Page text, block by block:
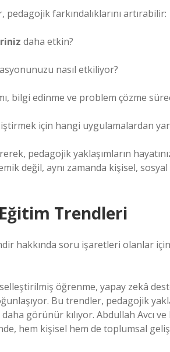
farkındalıklarını artırabilir:
daha etkin?
nasıl etkiliyor?
bilgi edinme ve problem çözme
için hangi uygulamalardan
pedagojik yaklaşımların
değil, aynı zamanda kişisel,
Trendleri
hakkında soru işaretleri olanlar
öğrenme, yapay zekâ
Bu trendler, pedagojik
görünür kılıyor. Abdullah Avcı
hem kişisel hem de toplumsal